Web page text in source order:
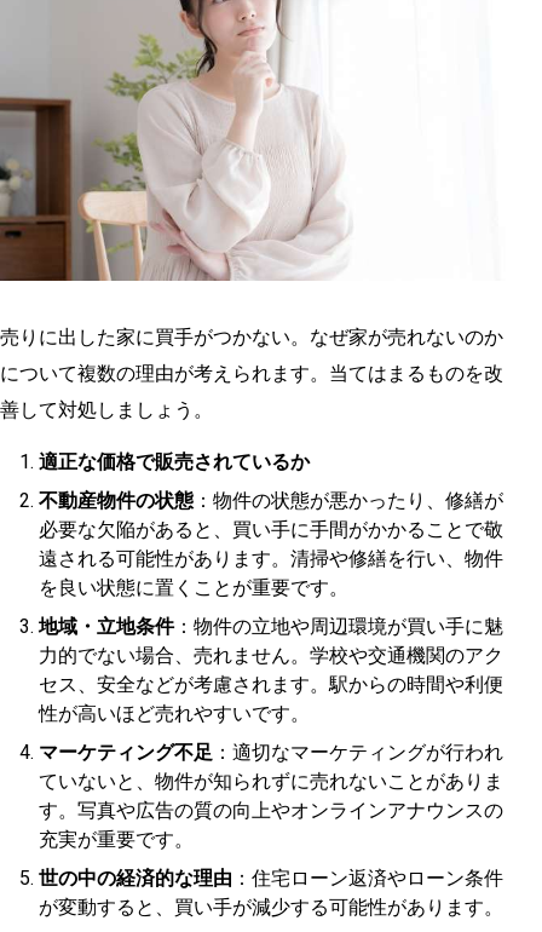
売りに出した家に買手がつかない。なぜ家が売れないのか
について複数の理由が考えられます。当てはまるものを改
善して対処しましょう。
適正な価格で販売されているか
不動産物件の状態 ：物件の状態が悪かったり、修繕が
必要な欠陥があると、買い手に手間がかかることで敬
遠される可能性があります。清掃や修繕を行い、物件
を良い状態に置くことが重要です。
地域・立地条件：物件の立地や周辺環境が買い手に魅
力的でない場合、売れません。学校や交通機関のアク
セス、安全などが考慮されます。駅からの時間や利便
性が高いほど売れやすいです。
マーケティング不足 ：適切なマーケティングが行われ
ていないと、物件が知られずに売れないことがありま
す。写真や広告の質の向上やオンラインアナウンスの
充実が重要です。
世の中の経済的な理由 ：住宅ローン返済やローン条件
が変動すると、買い手が減少する可能性があります。